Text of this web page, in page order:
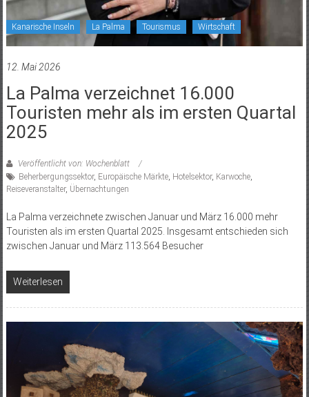
Kanarische Inseln La Palma Tourismus Wirtschaft
12. Mai 2026
La Palma verzeichnet 16.000
Touristen mehr als im ersten Quartal
2025
Veröffentlicht von: Wochenblatt
Beherbergungssektor, Europäische Märkte, Hotelsektor, Karwoche,
Reiseveranstalter, Übernachtungen
La Palma verzeichnete zwischen Januar und März 16.000 mehr
Touristen als im ersten Quartal 2025. Insgesamt entschieden sich
zwischen Januar und März 113.564 Besucher
Weiterlesen